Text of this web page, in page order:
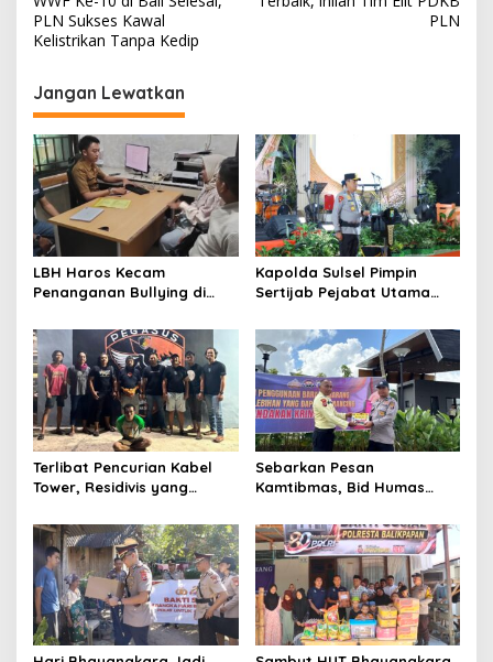
v
g
a
s
i
p
o
s
PLN Sukses Kawal
Kelistrikan Tanpa Kedip
PLN
Jangan Lewatkan
LBH Haros Kecam
Penanganan Bullying di
Justru Dipaksa Pindah
Kapolda Sulsel Pimpin
Sertijab Pejabat Utama
Serta Lantik Karolog dan
Kapolresta Gowa
Terlibat Pencurian Kabel
Tower, Residivis yang
Ditangkap Tim Gabungan di
Jeneponto
Sebarkan Pesan
Kamtibmas, Bid Humas
Pemasangan Spanduk
serta Pembagian Stiker